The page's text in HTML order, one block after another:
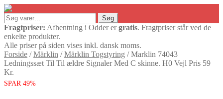
Søg
efter:
Søg
Fragtpriser: Afhentning i Odder ergratis. Fragtpriser står ved de
enkelte produkter.
Alle priser på siden vises inkl. dansk moms.
Forside /Märklin /Märklin Togstyring /Marklin 74043
Ledningssæt Til Til ældre Signaler Med C skinne. H0 Vejl Pris 59
Kr.
SPAR 49%